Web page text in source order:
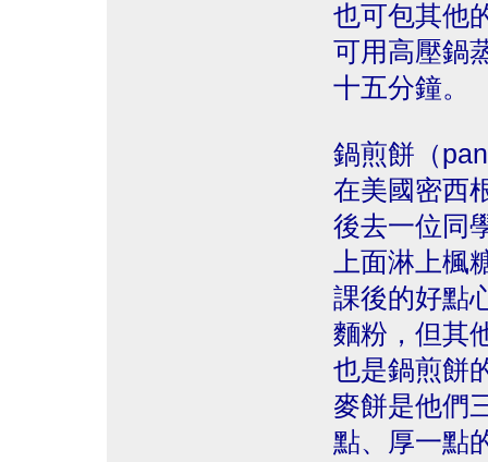
也可包其他
可用高壓鍋
十五分鐘。
鍋煎餅（
在美國密西
後去一位同
上面淋上
課後的好點
麵粉，但其
也是鍋煎餅
麥餅是他們
點、厚一點